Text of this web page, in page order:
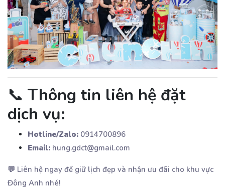
📞 Thông tin liên hệ đặt
dịch vụ:
Hotline/Zalo: 0914700896
Email: hung.gdct@gmail.com
💬 Liên hệ ngay để giữ lịch đẹp và nhận ưu đãi cho khu vực
Đông Anh nhé!